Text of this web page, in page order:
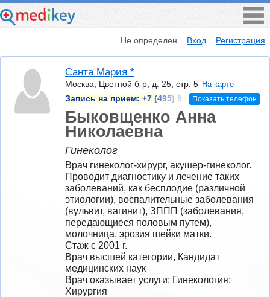
Не определен Вход Регистрация
Санта Мария *
Москва, Цветной б-р, д. 25, стр. 5 На карте
Запись на прием: +7 (495) 9 Показать телефон
Быковщенко Анна
Николаевна
Гинеколог
Врач гинеколог-хирург, акушер-гинеколог.
Проводит диагностику и лечение таких
заболеваний, как бесплодие (различной
этиологии), воспалительные заболевания
(вульвит, вагинит), ЗППП (заболевания,
передающиеся половым путем),
молочница, эрозия шейки матки.
Стаж с 2001 г.
Врач высшей категории, Кандидат
медицинских наук
Врач оказывает услуги: Гинекология;
Хирургия